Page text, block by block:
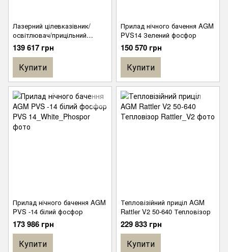
Лазерний цілевказівник/
освітлювач/прицільний
ліхтар AN/PEQ-15
139 617 грн
Купити
Прилад нічного бачення AGM
PVS14 Зелений фосфор
150 570 грн
Купити
Прилад нічного бачення AGM
PVS -14 білий фосфор
173 986 грн
Купити
Тепловізійний приціл AGM
Rattler V2 50-640 Тепловізор
229 833 грн
Купити